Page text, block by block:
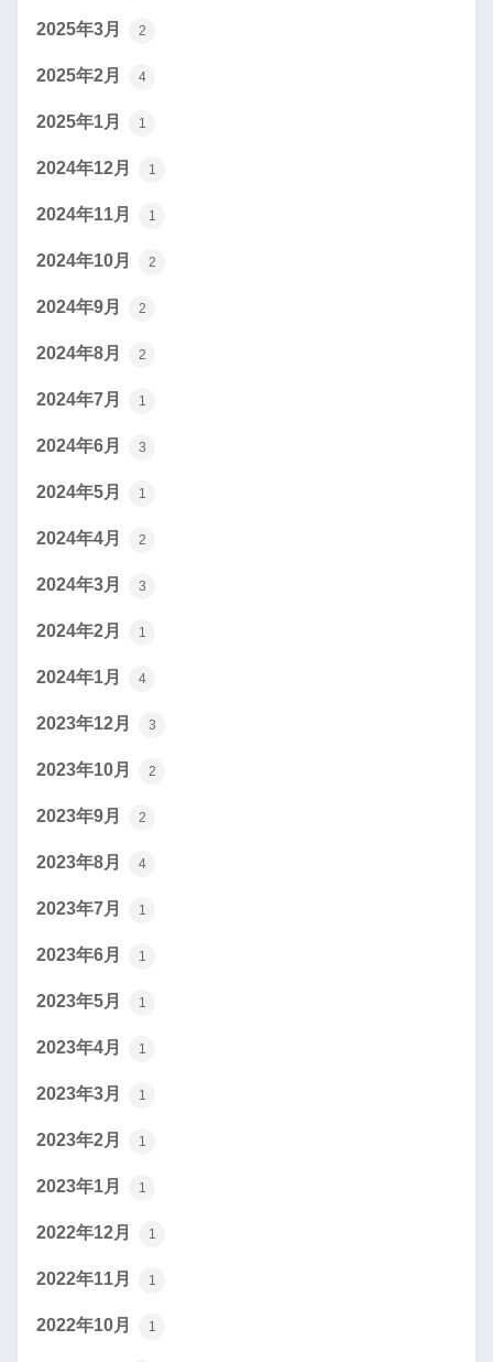
2025年3月 2
2025年2月 4
2025年1月 1
2024年12月 1
2024年11月 1
2024年10月 2
2024年9月 2
2024年8月 2
2024年7月 1
2024年6月 3
2024年5月 1
2024年4月 2
2024年3月 3
2024年2月 1
2024年1月 4
2023年12月 3
2023年10月 2
2023年9月 2
2023年8月 4
2023年7月 1
2023年6月 1
2023年5月 1
2023年4月 1
2023年3月 1
2023年2月 1
2023年1月 1
2022年12月 1
2022年11月 1
2022年10月 1